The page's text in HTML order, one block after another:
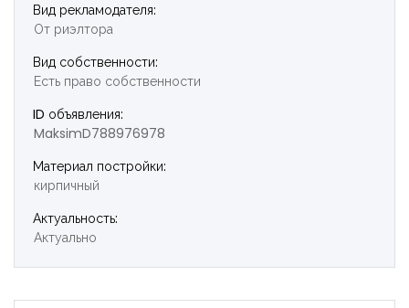
Вид рекламодателя:
От риэлтора
Вид собственности:
Есть право собственности
ID объявления:
MaksimD788976978
Материал постройки:
кирпичный
Актуальность:
Актуально